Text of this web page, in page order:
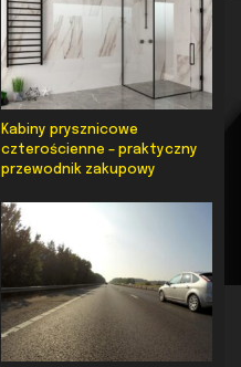
Kabiny prysznicowe
czterościenne – praktyczny
przewodnik zakupowy